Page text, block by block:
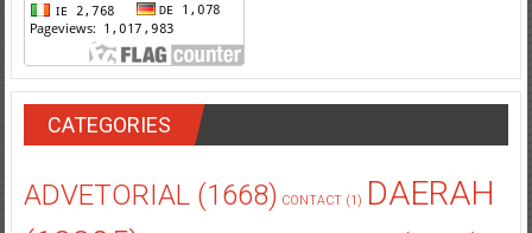
CATEGORIES
ADVETORIAL(1668) CONTACT(1) DAERAH